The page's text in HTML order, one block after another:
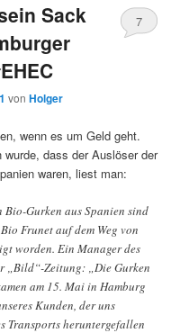
Sack
vonHolger
7
wenn es um Geld geht.
wurde, dass der Auslöser der
waren, liest man:
Bio-Gurken aus Spanien sind
Frunet auf dem Weg von
worden. Ein Manager des
„Bild“-Zeitung: „Die Gurken
am 15. Mai in Hamburg
Kunden, der uns
Transports heruntergefallen